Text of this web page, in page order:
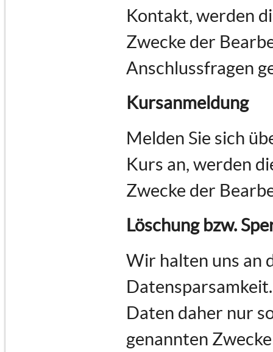
Kontakt, werden
Zwecke der
Anschlussfragen
Kursanmeldung
Melden Sie sich
Kurs an, werden
Zwecke der
Löschung bzw.
Wir halten uns an
Daten daher nur
genannten